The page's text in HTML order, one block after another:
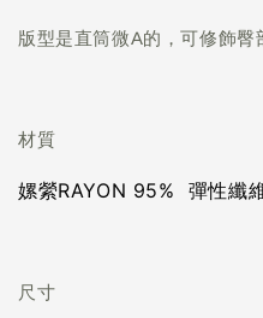
版型是直筒微A的，可修飾臀
材質
嫘縈RAYON 95% 彈性纖
尺寸